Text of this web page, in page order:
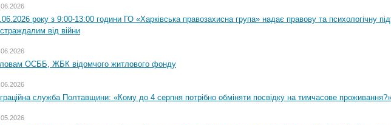
року з 9:00-13:00 години ГО «Харківська правозахисна група» надає правову та психологічну
від війни
ОСББ, ЖБК відомчого житлового фонду
служба Полтавщини: «Кому до 4 серпня потрібно обміняти посвідку на тимчасове проживання?»